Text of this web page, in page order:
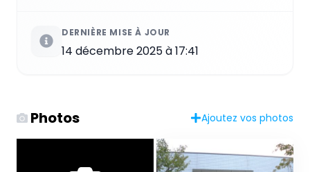
DERNIÈRE MISE À JOUR
14 décembre 2025 à 17:41
Photos Ajoutez vos photos